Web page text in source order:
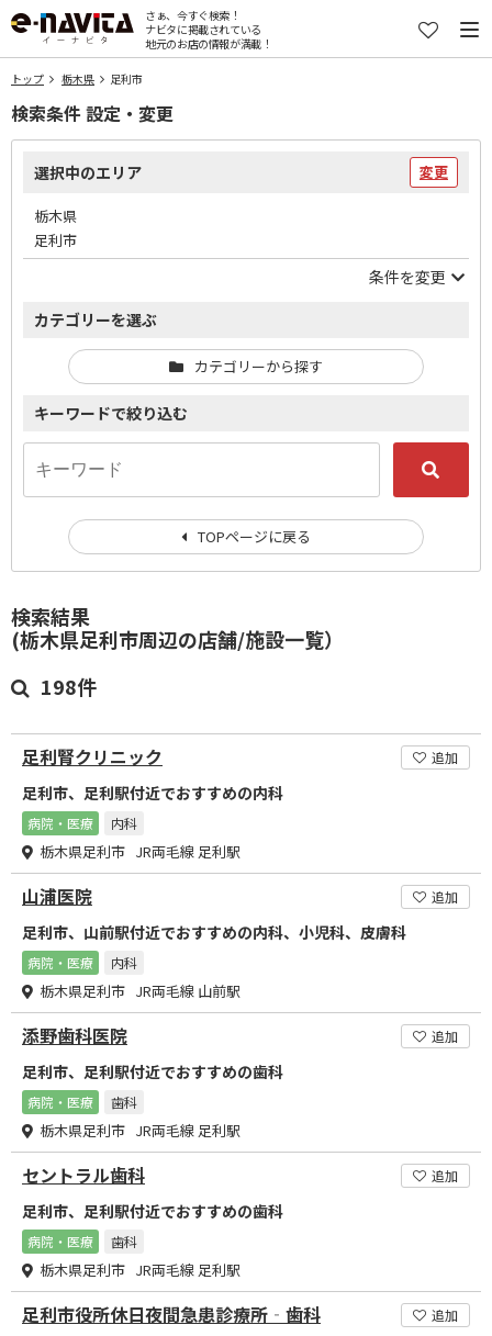
さぁ、今すぐ検索！
ナビタに掲載されている
地元のお店の情報が満載！
トップ 栃木県 足利市
検索結果
(栃木県足利市周辺の店舗/施設一覧）
198件
足利腎クリニック 追加
足利市、足利駅付近でおすすめの内科
病院・医療 内科
栃木県足利市 JR両毛線 足利駅
山浦医院 追加
足利市、山前駅付近でおすすめの内科、小児科、皮膚科
病院・医療 内科
栃木県足利市 JR両毛線 山前駅
添野歯科医院 追加
足利市、足利駅付近でおすすめの歯科
病院・医療 歯科
栃木県足利市 JR両毛線 足利駅
セントラル歯科 追加
足利市、足利駅付近でおすすめの歯科
病院・医療 歯科
栃木県足利市 JR両毛線 足利駅
足利市役所休日夜間急患診療所‐歯科 追加
検索条件 設定・変更
選択中のエリア 変更
栃木県
足利市
条件を変更
カテゴリーを選ぶ
カテゴリーから探す
キーワードで絞り込む
TOPページに戻る